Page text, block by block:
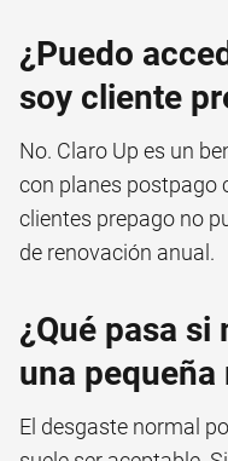
¿Puedo
soy cliente
No. Claro Up es un
con planes postpago
clientes prepago no
de renovación anual.
¿Qué pasa
una pequeña
El desgaste normal